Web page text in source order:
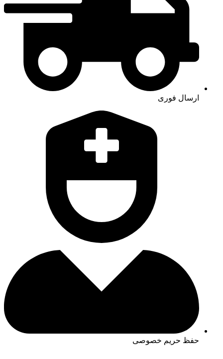
ارسال فوری
حفظ حریم خصوصی